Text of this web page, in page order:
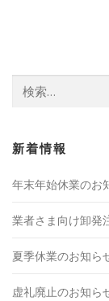
シ
索:
新着情報
年末年始休業のお
業者さま向け卸発
夏季休業のお知ら
虚礼廃止のお知ら